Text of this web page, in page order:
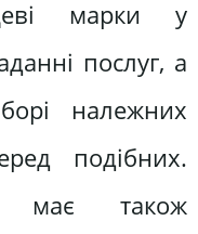
марки у
послуг, а
належних
подібних.
має також